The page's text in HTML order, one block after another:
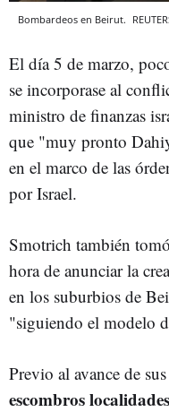
Bombardeos en Beirut.
El día 5 de marzo,
se incorporase al
ministro de finanzas
que "muy pronto
en el marco de las
por Israel.
Smotrich también tomó
hora de anunciar la
en los suburbios de
"siguiendo el modelo
Previo al avance de
escombros